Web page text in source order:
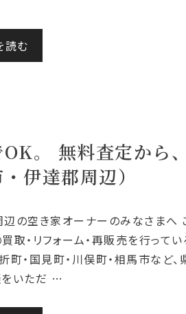
読む
。 無料査定から
伊達郡周辺）
の空き家オーナーのみなさまへ
取・リフォーム・再販売を行ってい
町・国見町・川俣町・相馬市など
をいただ …